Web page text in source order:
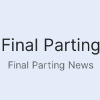
Final Parting
Final Parting News